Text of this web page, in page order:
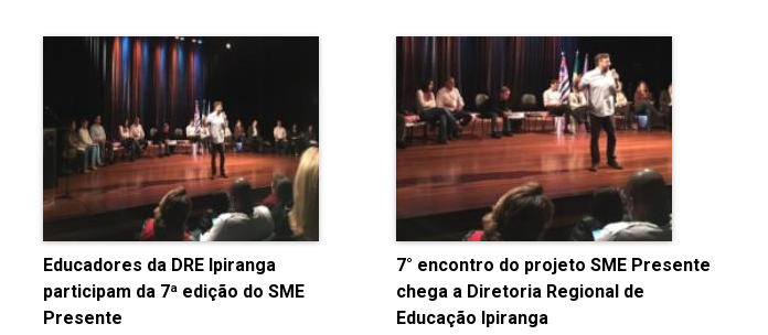
Educadores da DRE Ipiranga
participam da 7ª edição do SME
Presente
7° encontro do projeto SME Presente
chega a Diretoria Regional de
Educação Ipiranga